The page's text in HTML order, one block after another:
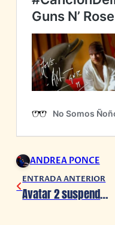
ANDREA PONCE
ENTRADA ANTERIOR
Avatar 2 suspende producción por COVID-19